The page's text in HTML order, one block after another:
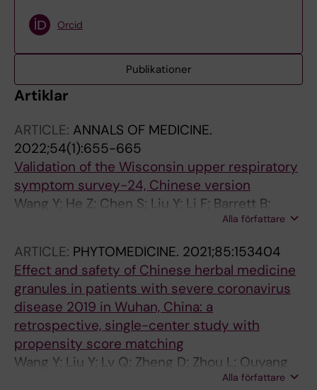
Orcid
Publikationer
Artiklar
ARTICLE: ANNALS OF MEDICINE.
2022;54(1):655-665
Validation of the Wisconsin upper respiratory
symptom survey-24, Chinese version
Wang Y; He Z; Chen S; Liu Y; Li F; Barrett B;
Alla författare
ARTICLE: PHYTOMEDICINE. 2021;85:153404
Effect and safety of Chinese herbal medicine
granules in patients with severe coronavirus
disease 2019 in Wuhan, China: a
retrospective, single-center study with
propensity score matching
Wang Y; Liu Y; Lv Q; Zheng D; Zhou L; Ouyang
W; Ding B; Zou X; Yan F; Liu B; Chen J; Liu T; Fu
Alla författare